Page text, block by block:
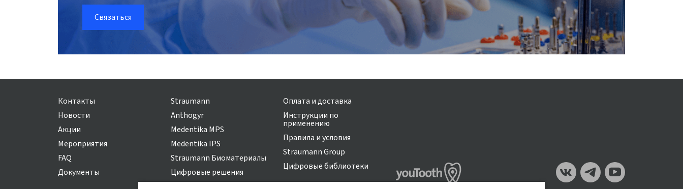
Связаться
Контакты
Новости
Акции
Мероприятия
FAQ
Документы
Straumann
Anthogyr
Medentika MPS
Medentika IPS
Straumann Биоматериалы
Цифровые решения
Оплата и доставка
Инструкции по
применению
Правила и условия
Straumann Group
Цифровые библиотеки